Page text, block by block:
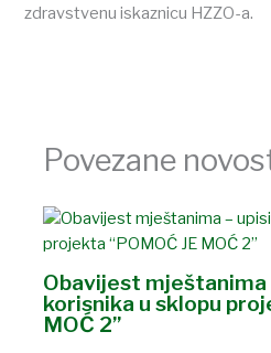
zdravstvenu iskaznicu HZZO-a.
Povezane
Obavijest mještanima
korisnika u sklopu
MOĆ 2”